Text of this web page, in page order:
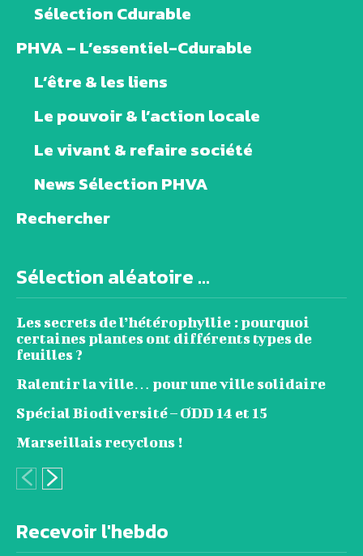
Sélection Cdurable
PHVA – L’essentiel-Cdurable
L’être & les liens
Le pouvoir & l’action locale
Le vivant & refaire société
News Sélection PHVA
Rechercher
Sélection aléatoire ...
Les secrets de l’hétérophyllie : pourquoi
certaines plantes ont différents types de
feuilles ?
Ralentir la ville… pour une ville solidaire
Spécial Biodiversité – ODD 14 et 15
Marseillais recyclons !
Recevoir l'hebdo